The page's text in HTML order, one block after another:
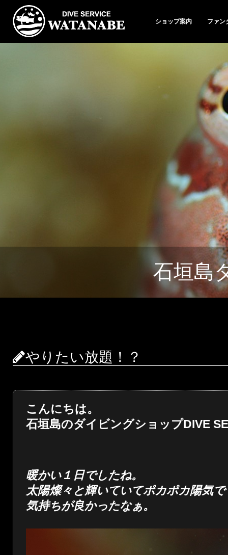
ショップ案内 ファン
石垣島
やりたい放題！？
こんにちは。
石垣島のダイビングショップDIVE
暖かい１日でしたね。
太陽燦々と輝いていてポカポカ陽気で
気持ちが良かったなぁ。